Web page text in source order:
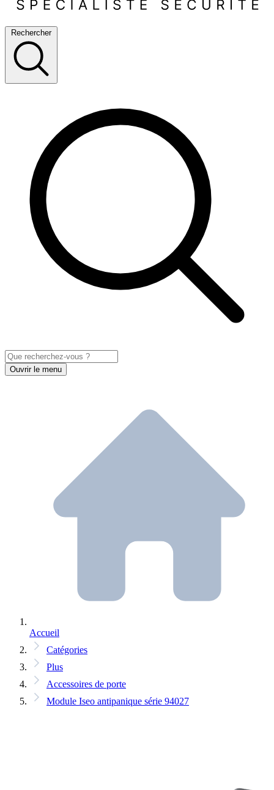
Rechercher
Ouvrir le menu
Accueil
Catégories
Plus
Accessoires de porte
Module Iseo antipanique série 94027